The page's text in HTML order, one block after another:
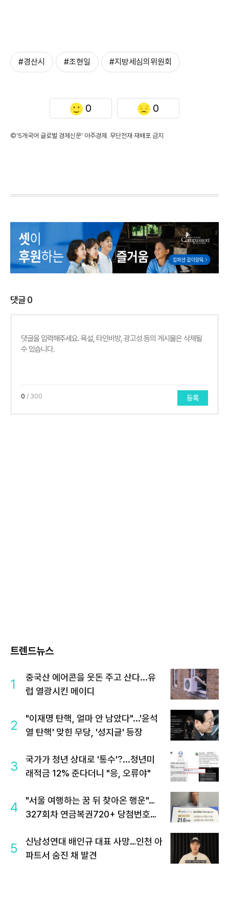
#경산시 #조현일 #지방세심의위원회
0 0
©'5개국어 글로벌 경제신문' 아주경제. 무단전재·재배포 금지
댓글0
0 / 300 등록
트렌드뉴스
1
중국산 에어콘을 웃돈 주고 산다...유
럽 열광시킨 메이디
2
"이재명 탄핵, 얼마 안 남았다"...'윤석
열 탄핵' 맞힌 무당, '성지글' 등장
3
국가가 청년 상대로 '통수'?...청년미
래적금 12% 준다더니 "응, 오류야"
4
"서울 여행하는 꿈 뒤 찾아온 행운"…
327회차 연금복권720+ 당첨번호조
5
신남성연대 배인규 대표 사망…인천 아
파트서 숨진 채 발견